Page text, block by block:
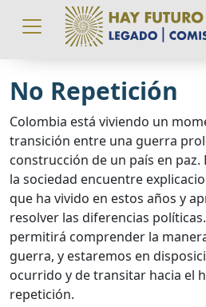
Pasar al contenido principal
No Repetición
Colombia está viviendo un
transición entre una guerra
construcción de un país en paz.
la sociedad encuentre
que ha vivido en estos años y
resolver las diferencias
permitirá comprender la
guerra, y estaremos en
ocurrido y de transitar hacia el
repetición.